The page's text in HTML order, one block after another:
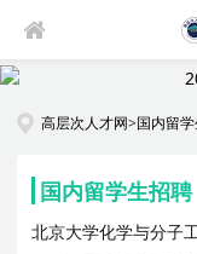
高层次人才网>国内留
国内留学生招聘
北京大学化学与分子